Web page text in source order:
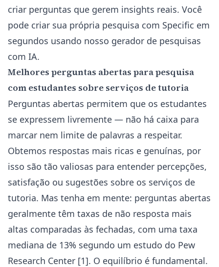
criar perguntas que gerem insights reais. Você
pode criar sua própria pesquisa com Specific em
segundos usando nosso gerador de pesquisas
com IA.
Melhores perguntas abertas para pesquisa
com estudantes sobre serviços de tutoria
Perguntas abertas permitem que os estudantes
se expressem livremente — não há caixa para
marcar nem limite de palavras a respeitar.
Obtemos respostas mais ricas e genuínas, por
isso são tão valiosas para entender percepções,
satisfação ou sugestões sobre os serviços de
tutoria. Mas tenha em mente: perguntas abertas
geralmente têm taxas de não resposta mais
altas comparadas às fechadas, com uma taxa
mediana de 13% segundo um estudo do Pew
Research Center [1]. O equilíbrio é fundamental.